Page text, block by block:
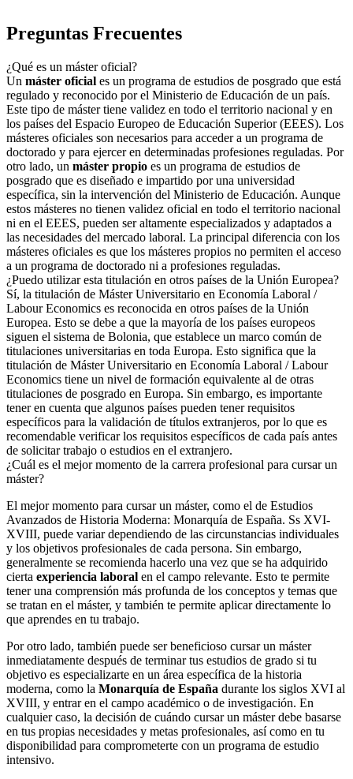
Preguntas Frecuentes
¿Qué es un máster oficial?
Un máster oficial es un programa de estudios de posgrado que está
regulado y reconocido por el Ministerio de Educación de un país.
Este tipo de máster tiene validez en todo el territorio nacional y en
los países del Espacio Europeo de Educación Superior (EEES). Los
másteres oficiales son necesarios para acceder a un programa de
doctorado y para ejercer en determinadas profesiones reguladas. Por
otro lado, un máster propio es un programa de estudios de
posgrado que es diseñado e impartido por una universidad
específica, sin la intervención del Ministerio de Educación. Aunque
estos másteres no tienen validez oficial en todo el territorio nacional
ni en el EEES, pueden ser altamente especializados y adaptados a
las necesidades del mercado laboral. La principal diferencia con los
másteres oficiales es que los másteres propios no permiten el acceso
a un programa de doctorado ni a profesiones reguladas.
¿Puedo utilizar esta titulación en otros países de la Unión Europea?
Sí, la titulación de Máster Universitario en Economía Laboral /
Labour Economics es reconocida en otros países de la Unión
Europea. Esto se debe a que la mayoría de los países europeos
siguen el sistema de Bolonia, que establece un marco común de
titulaciones universitarias en toda Europa. Esto significa que la
titulación de Máster Universitario en Economía Laboral / Labour
Economics tiene un nivel de formación equivalente al de otras
titulaciones de posgrado en Europa. Sin embargo, es importante
tener en cuenta que algunos países pueden tener requisitos
específicos para la validación de títulos extranjeros, por lo que es
recomendable verificar los requisitos específicos de cada país antes
de solicitar trabajo o estudios en el extranjero.
¿Cuál es el mejor momento de la carrera profesional para cursar un
máster?
El mejor momento para cursar un máster, como el de Estudios
Avanzados de Historia Moderna: Monarquía de España. Ss XVI-
XVIII, puede variar dependiendo de las circunstancias individuales
y los objetivos profesionales de cada persona. Sin embargo,
generalmente se recomienda hacerlo una vez que se ha adquirido
cierta experiencia laboral en el campo relevante. Esto te permite
tener una comprensión más profunda de los conceptos y temas que
se tratan en el máster, y también te permite aplicar directamente lo
que aprendes en tu trabajo.
Por otro lado, también puede ser beneficioso cursar un máster
inmediatamente después de terminar tus estudios de grado si tu
objetivo es especializarte en un área específica de la historia
moderna, como la Monarquía de España durante los siglos XVI al
XVIII, y entrar en el campo académico o de investigación. En
cualquier caso, la decisión de cuándo cursar un máster debe basarse
en tus propias necesidades y metas profesionales, así como en tu
disponibilidad para comprometerte con un programa de estudio
intensivo.